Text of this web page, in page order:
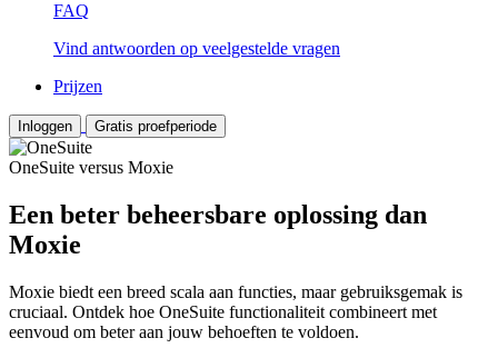
FAQ
Vind antwoorden op veelgestelde vragen
Prijzen
Inloggen Gratis proefperiode
OneSuite versus Moxie
Een beter beheersbare oplossing dan
Moxie
Moxie biedt een breed scala aan functies, maar gebruiksgemak is
cruciaal. Ontdek hoe OneSuite functionaliteit combineert met
eenvoud om beter aan jouw behoeften te voldoen.